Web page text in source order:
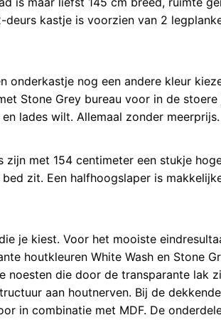
kastje is voorzien van 2
onderkastje nog een andere kleur
Stone Grey bureau voor in de stoere
lades wilt. Allemaal zonder meerprijs.
met 154 centimeter een stukje
zit. Een halfhoogslaper is
je kiest. Voor het mooiste
houtkleuren White Wash en Stone
noesten die door de transparante lak
aan houtnerven. Bij de
in combinatie met MDF. De